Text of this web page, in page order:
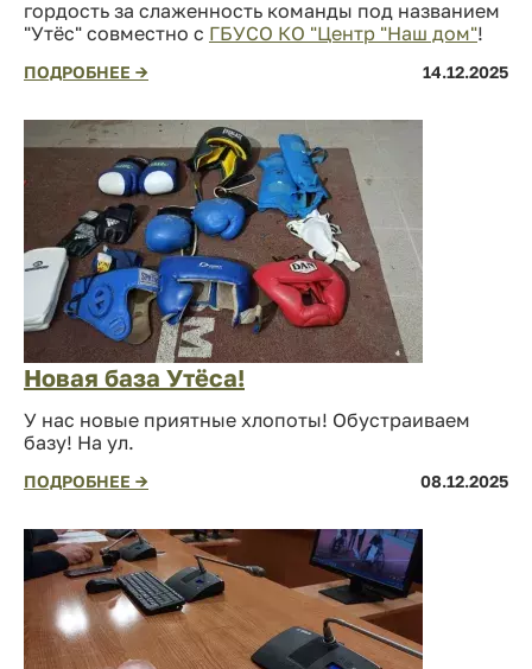
гордость за слаженность команды под названием
"Утёс" совместно с ГБУСО КО "Центр "Наш дом"!
ПОДРОБНЕЕ → 14.12.2025
Новая база Утёса!
У нас новые приятные хлопоты! Обустраиваем
базу! На ул.
ПОДРОБНЕЕ → 08.12.2025